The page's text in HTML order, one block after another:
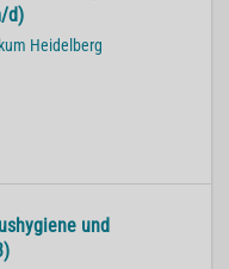
d)
Heidelberg
und